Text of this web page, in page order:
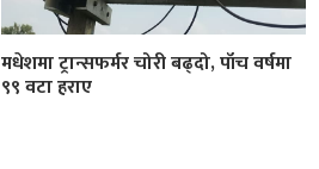
मधेशमा ट्रान्सफर्मर चोरी बढ्दो, पाँच वर्षमा
९९ वटा हराए